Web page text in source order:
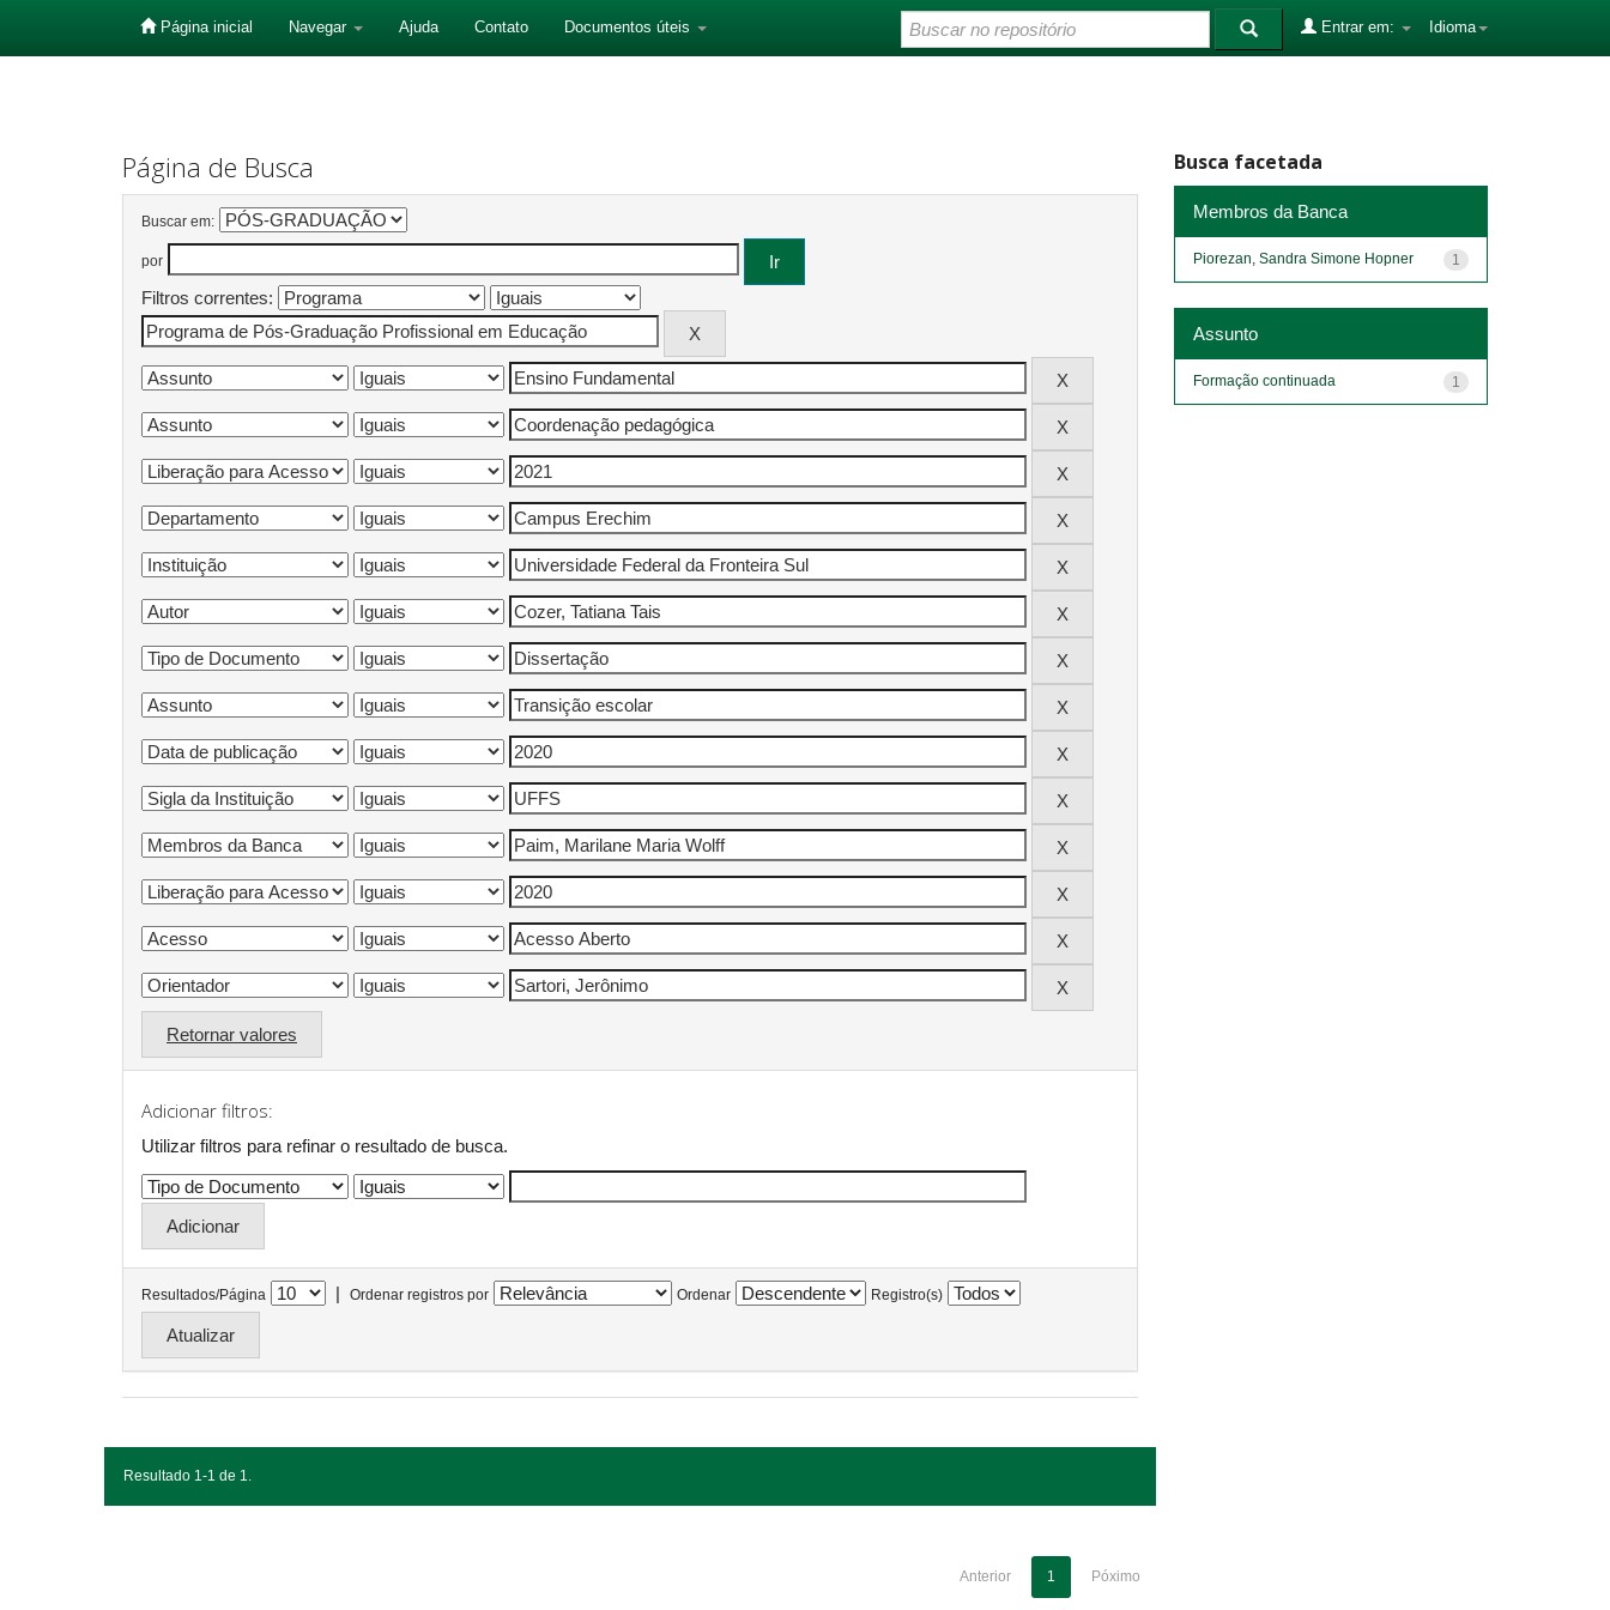
Página inicial Navegar Ajuda Contato Documentos úteis Idioma
Entrar em:
Página de Busca
Buscar em:
por
Filtros correntes:
Retornar valores
Adicionar filtros:
Utilizar filtros para refinar o resultado de busca.
Resultados/Página | Ordenar registros por Ordenar Registro(s)
Resultado 1-1 de 1.
Anterior 1 Póximo
Busca facetada
Membros da Banca
1
Piorezan, Sandra Simone Hopner
Assunto
1
Formação continuada